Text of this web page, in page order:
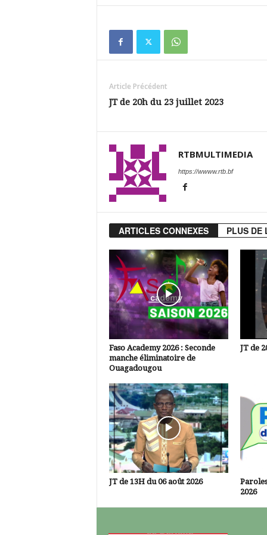
Article Précédent
JT de 20h du 23 juillet 2023
RTBMULTIMEDIA
https://wwww.rtb.bf
ARTICLES CONNEXES PLUS DE
Faso Academy 2026 : Seconde
manche éliminatoire de
Ouagadougou
JT de
JT de 13H du 06 août 2026
2026